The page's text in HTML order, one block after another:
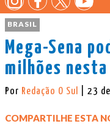
BRASIL
Mega-Sena
milhões
Por Redação O Sul | 23
COMPARTILHE ESTA